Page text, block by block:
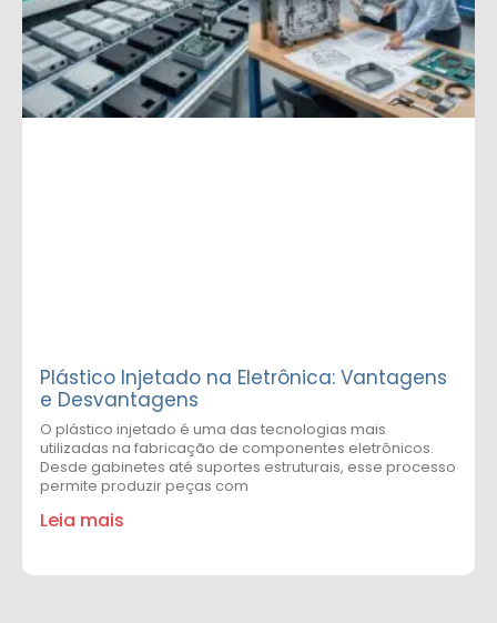
Plástico Injetado na Eletrônica: Vantagens
e Desvantagens
O plástico injetado é uma das tecnologias mais
utilizadas na fabricação de componentes eletrônicos.
Desde gabinetes até suportes estruturais, esse processo
permite produzir peças com
Leia mais